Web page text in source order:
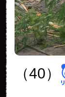
（40）